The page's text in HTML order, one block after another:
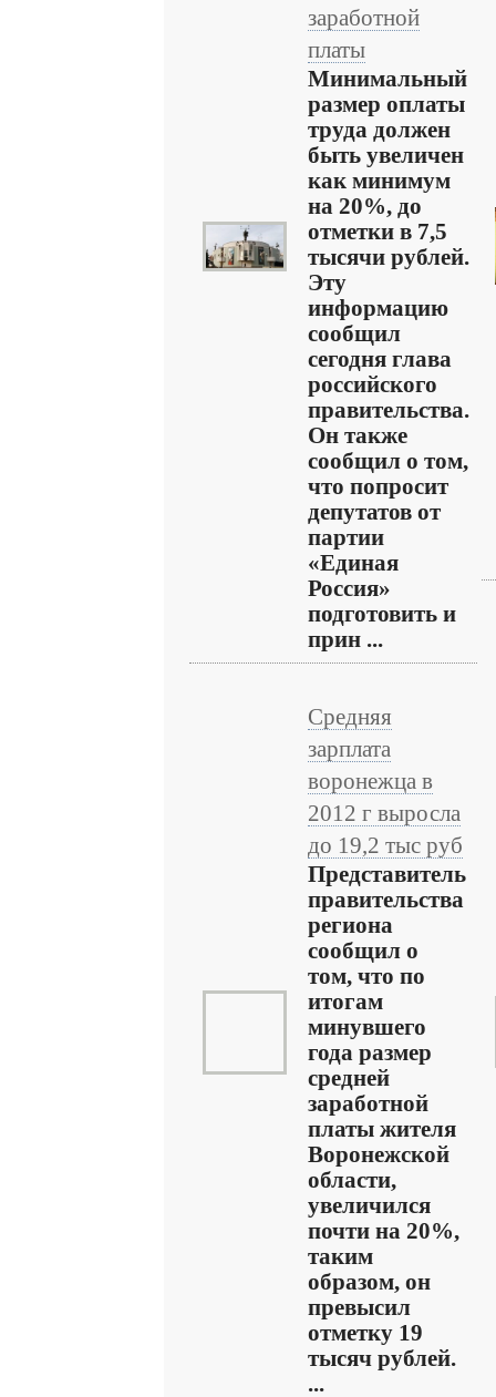
заработной
платы
Минимальный
размер оплаты
труда должен
быть увеличен
как минимум
на 20%, до
отметки в 7,5
тысячи рублей.
Эту
информацию
сообщил
сегодня глава
российского
правительства.
Он также
сообщил о том,
что попросит
депутатов от
партии
«Единая
Россия»
подготовить и
прин ...
Средняя
зарплата
воронежца в
2012 г выросла
до 19,2 тыс руб
Представитель
правительства
региона
сообщил о
том, что по
итогам
минувшего
года размер
средней
заработной
платы жителя
Воронежской
области,
увеличился
почти на 20%,
таким
образом, он
превысил
отметку 19
тысяч рублей.
...